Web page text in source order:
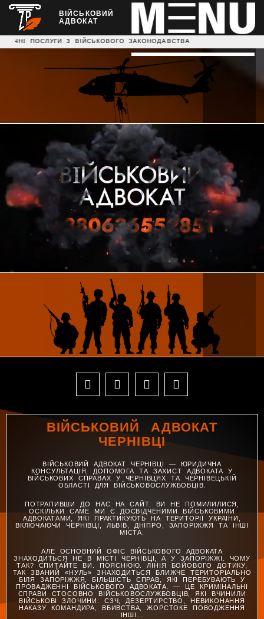
ВІЙСЬКОВИЙ
АДВОКАТ
З ВІЙСЬКОВОГО ЗАКОНОДАВСТВА НАДАЄМО ЮРИДИЧНІ
ВІЙСЬКОВИЙ АДВОКАТ
ЧЕРНІВЦІ
ВІЙСЬКОВИЙ АДВОКАТ ЧЕРНІВЦІ — ЮРИДИЧНА
КОНСУЛЬТАЦІЯ, ДОПОМОГА ТА ЗАХИСТ АДВОКАТА У
ВІЙСЬКОВИХ СПРАВАХ У ЧЕРНІВЦЯХ ТА ЧЕРНІВЕЦЬКІЙ
ОБЛАСТІ ДЛЯ ВІЙСЬКОВОСЛУЖБОВЦІВ.
ПОТРАПИВШИ ДО НАС НА САЙТ, ВИ НЕ ПОМИЛИЛИСЯ,
ОСКІЛЬКИ САМЕ МИ Є ДОСВІДЧЕНИМИ ВІЙСЬКОВИМИ
АДВОКАТАМИ, ЯКІ ПРАКТИКУЮТЬ НА ТЕРИТОРІЇ УКРАЇНИ,
ВКЛЮЧАЮЧИ ЧЕРНІВЦІ, ЛЬВІВ, ДНІПРО, ЗАПОРІЖЖЯ ТА ІНШІ
МІСТА.
АЛЕ ОСНОВНИЙ ОФІС ВІЙСЬКОВОГО АДВОКАТА
ЗНАХОДИТЬСЯ НЕ В МІСТІ ЧЕРНІВЦІ, А У ЗАПОРІЖЖІ. ЧОМУ
ТАК? СПИТАЙТЕ ВИ. ПОЯСНЮЮ. ЛІНІЯ БОЙОВОГО ДОТИКУ,
ТАК ЗВАНИЙ «НУЛЬ» ЗНАХОДИТЬСЯ БЛИЖЧЕ ТЕРИТОРІАЛЬНО
БІЛЯ ЗАПОРІЖЖЯ, БІЛЬШІСТЬ СПРАВ, ЯКІ ПЕРЕБУВАЮТЬ У
ПРОВАДЖЕННІ ВІЙСЬКОВОГО АДВОКАТА, — ЦЕ КРИМІНАЛЬНІ
СПРАВИ СТОСОВНО ВІЙСЬКОВОСЛУЖБОВЦІВ, ЯКІ ВЧИНИЛИ
ВІЙСЬКОВІ ЗЛОЧИНИ: СЗЧ, ДЕЗЕРТИРСТВО, НЕВИКОНАННЯ
НАКАЗУ КОМАНДИРА, ВБИВСТВА, ЖОРСТОКЕ ПОВОДЖЕННЯ
ІНШІ…